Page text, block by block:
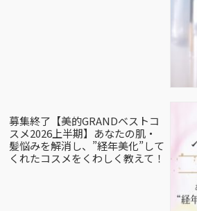
募集終了【美的GRANDベストコ
スメ2026上半期】あなたの肌・
髪悩みを解消し、”経年美化”して
くれたコスメをくわしく教えて！